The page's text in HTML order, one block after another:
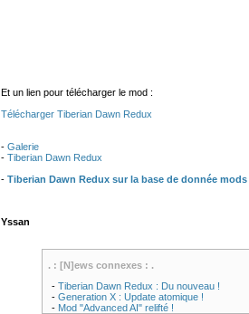
Et un lien pour télécharger le mod :
Télécharger Tiberian Dawn Redux
- Galerie
- Tiberian Dawn Redux
- Tiberian Dawn Redux sur la base de donnée mods
Yssan
. : [N]ews connexes : .
- Tiberian Dawn Redux : Du nouveau !
- Generation X : Update atomique !
- Mod "Advanced AI" relifté !